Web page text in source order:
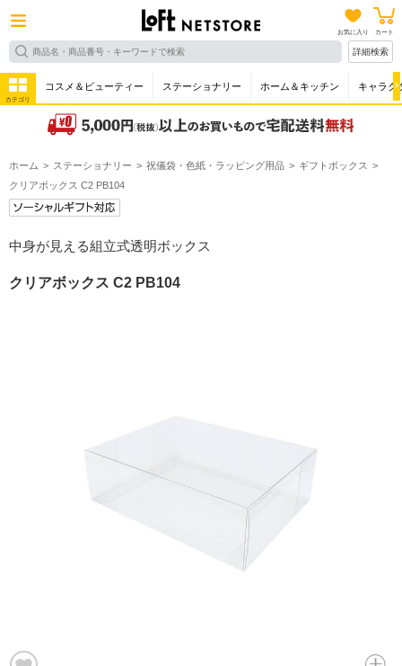
お気に入り カート
詳細検索
カテゴリ
コスメ＆ビューティー ステーショナリー ホーム＆キッチン キャラク
ホーム ステーショナリー 祝儀袋・色紙・ラッピング用品
ギフトボックス
クリアボックス C2 PB104
中身が見える組立式透明ボックス
クリアボックス C2 PB104